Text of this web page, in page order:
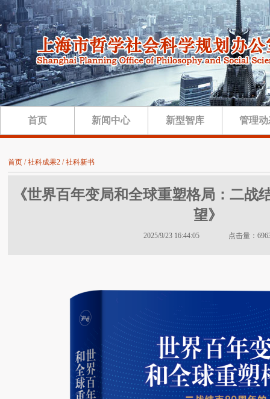
首页 新闻中心 新型智库 管理
首页 / 社科成果2 / 社科新书
《世界百年变局和全球重塑格局：二战
望》
2025/9/23 16:44:05 点击量：